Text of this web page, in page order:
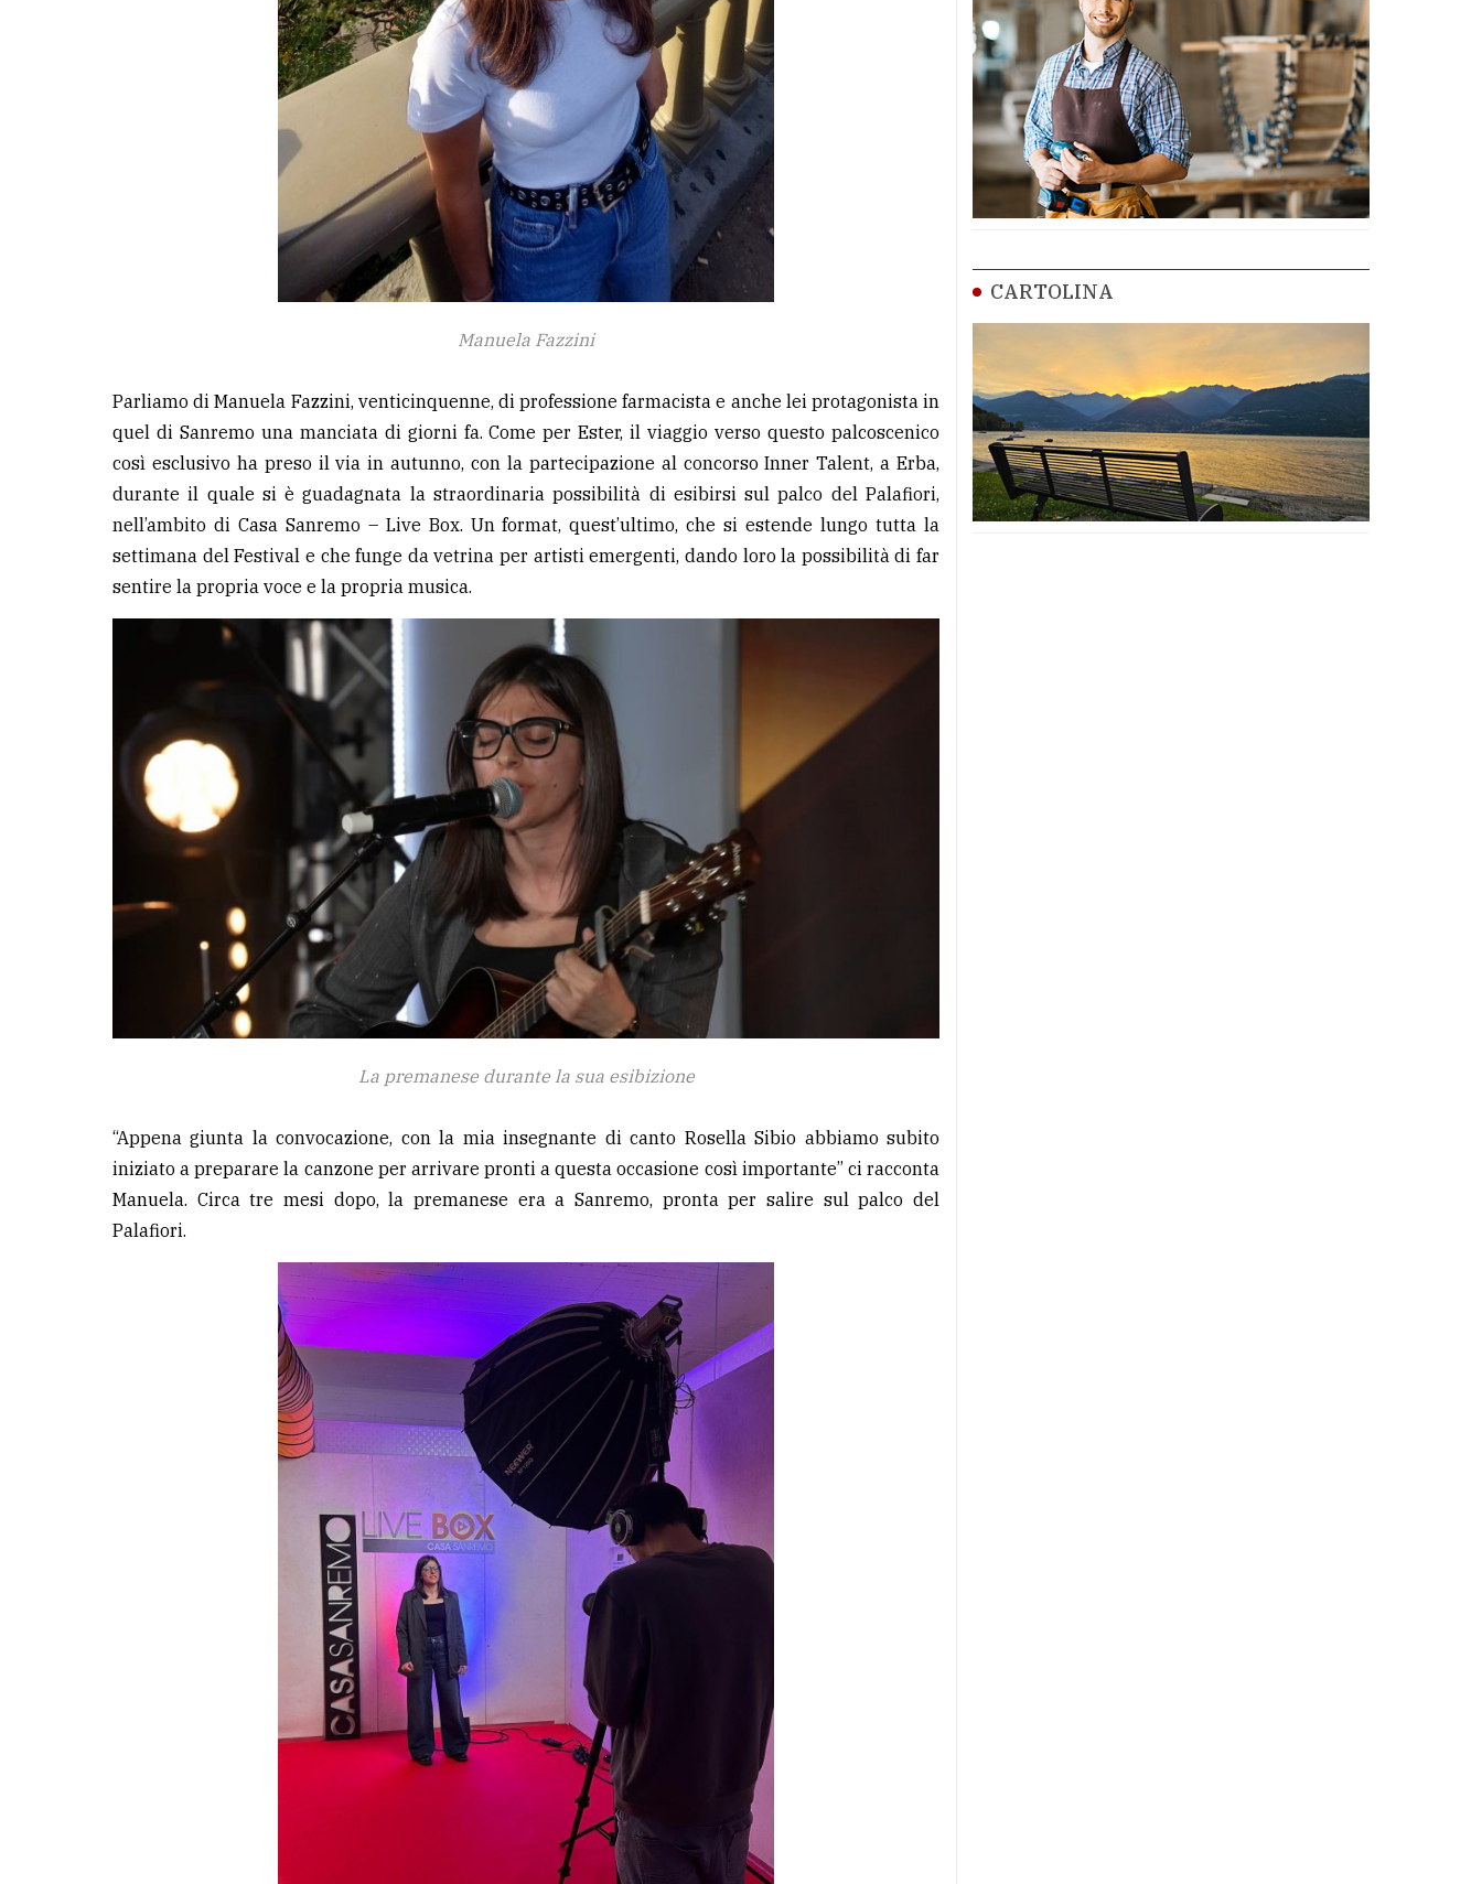
Manuela Fazzini
Parliamo di Manuela Fazzini, venticinquenne, di professione farmacista e anche lei protagonista in
quel di Sanremo una manciata di giorni fa. Come per Ester, il viaggio verso questo palcoscenico
così esclusivo ha preso il via in autunno, con la partecipazione al concorso Inner Talent, a Erba,
durante il quale si è guadagnata la straordinaria possibilità di esibirsi sul palco del Palafiori,
nell’ambito di Casa Sanremo – Live Box. Un format, quest’ultimo, che si estende lungo tutta la
settimana del Festival e che funge da vetrina per artisti emergenti, dando loro la possibilità di far
sentire la propria voce e la propria musica.
La premanese durante la sua esibizione
“Appena giunta la convocazione, con la mia insegnante di canto Rosella Sibio abbiamo subito
iniziato a preparare la canzone per arrivare pronti a questa occasione così importante” ci racconta
Manuela. Circa tre mesi dopo, la premanese era a Sanremo, pronta per salire sul palco del
Palafiori.
CARTOLINA